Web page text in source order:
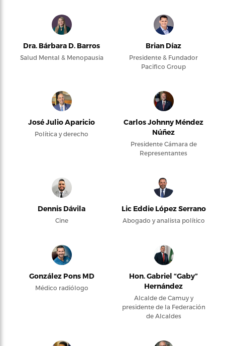
Dra. Bárbara D. Barros
Salud Mental & Menopausia
Brian Díaz
Presidente & Fundador
Pacifico Group
José Julio Aparicio
Política y derecho
Carlos Johnny Méndez
Núñez
Presidente Cámara de
Representantes
Dennis Dávila
Cine
Lic Eddie López Serrano
Abogado y analista político
González Pons MD
Médico radiólogo
Hon. Gabriel “Gaby”
Hernández
Alcalde de Camuy y
presidente de la Federación
de Alcaldes